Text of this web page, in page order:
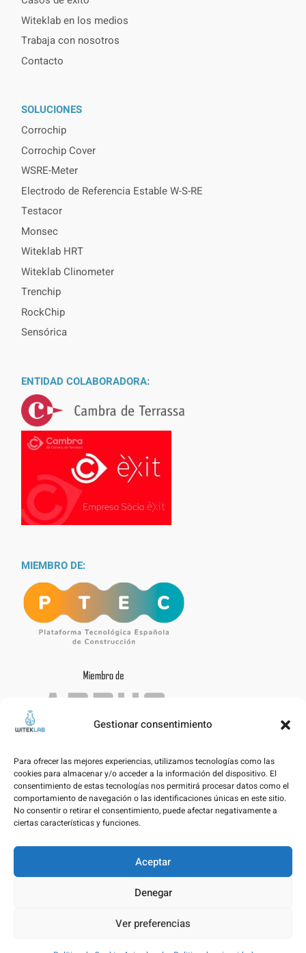
Gestionar consentimiento
Para ofrecer las mejores experiencias, utilizamos tecnologías como las
cookies para almacenar y/o acceder a la información del dispositivo. El
consentimiento de estas tecnologías nos permitirá procesar datos como el
comportamiento de navegación o las identificaciones únicas en este sitio.
No consentir o retirar el consentimiento, puede afectar negativamente a
ciertas características y funciones.
Aceptar
Denegar
Ver preferencias
Witeklab en los medios
Trabaja con nosotros
Contacto
SOLUCIONES
Corrochip
Corrochip Cover
WSRE-Meter
Electrodo de Referencia Estable W-S-RE
Testacor
Monsec
Witeklab HRT
Witeklab Clinometer
Trenchip
RockChip
Sensórica
ENTIDAD COLABORADORA:
MIEMBRO DE:
Aviso legal – Politica de privacidad
Política de Cookies